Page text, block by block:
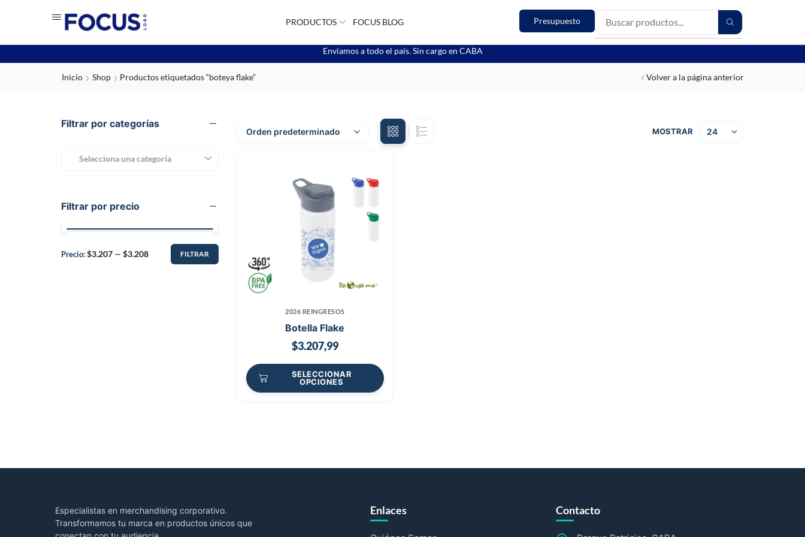
PRODUCTOS FOCUS BLOG Presupuesto
Enviamos a todo el país. Sin cargo en CABA
Inicio Shop Productos etiquetados “boteya flake” Volver a la página anterior
Filtrar por categorías
Selecciona una categoría
Filtrar por precio
FILTRAR
Precio:$3.207 — $3.208
MOSTRAR
2026 REINGRESOS
Botella Flake
$3.207,99
SELECCIONAR
OPCIONES
Especialistas en merchandising corporativo.
Transformamos tu marca en productos únicos que
Enlaces Contacto